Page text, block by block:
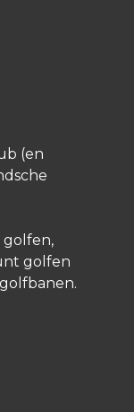
(en
golfen,
golfen